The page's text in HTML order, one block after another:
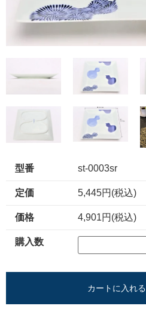
型番 st-0003sr
定価 5,445円(税込)
価格 4,901円(税込)
購入数
カートに入れる